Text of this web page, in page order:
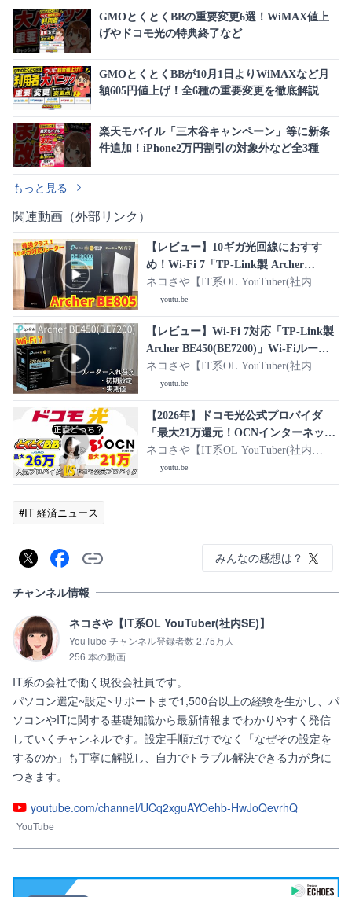
GMOとくとくBBの重要変更6選！WiMAX値上
げやドコモ光の特典終了など
GMOとくとくBBが10月1日よりWiMAXなど月
額605円値上げ！全6種の重要変更を徹底解説
楽天モバイル「三木谷キャンペーン」等に新条
件追加！iPhone2万円割引の対象外など全3種
もっと見る
関連動画（外部リンク）
【レビュー】10ギガ光回線におすす
め！Wi-Fi 7「TP-Link製 Archer
BE805(BE19000)」Wi-Fiルーター！通
信速度/ルーター交換/TP-Linkアプリ初
期設定
ネコさや【IT系OL YouTuber(社内
SE)】
youtu.be
【レビュー】Wi-Fi 7対応「TP-Link製
Archer BE450(BE7200)」Wi-Fiルータ
ーを使ってみた【ルーター入れ替え・
設置手順】【初期設定】【通信速度】
ネコさや【IT系OL YouTuber(社内
SE)】
youtu.be
【2026年】ドコモ光公式プロバイダ
「最大21万還元！OCNインターネッ
ト」VS 高額キャッシュバック「最大26
万還元！GMOとくとくBB」プロバイ
ダ違い徹底比較！キャンペーン/料金/速
ネコさや【IT系OL YouTuber(社内
SE)】
youtu.be
#IT 経済ニュース
みんなの感想は？
チャンネル情報
ネコさや【IT系OL YouTuber(社内SE)】
YouTube チャンネル登録者数 2.75万人
256 本の動画
IT系の会社で働く現役会社員です。
パソコン選定~設定~サポートまで1,500台以上の経験を生かし、パ
ソコンやITに関する基礎知識から最新情報までわかりやすく発信
していくチャンネルです。設定手順だけでなく「なぜその設定を
するのか」も丁寧に解説し、自力でトラブル解決できる力が身に
つきます。
youtube.com/channel/UCq2xguAYOehb-HwJoQevrhQ
YouTube